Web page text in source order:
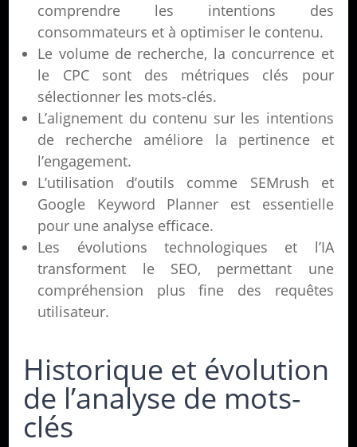
comprendre les intentions des
consommateurs et à optimiser le contenu.
Le volume de recherche, la concurrence et
le CPC sont des métriques clés pour
sélectionner les mots-clés.
L’alignement du contenu sur les intentions
de recherche améliore la pertinence et
l’engagement.
L’utilisation d’outils comme SEMrush et
Google Keyword Planner est essentielle
pour une analyse efficace.
Les évolutions technologiques et l’IA
transforment le SEO, permettant une
compréhension plus fine des requêtes
utilisateur.
Historique et évolution
de l’analyse de mots-
clés